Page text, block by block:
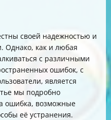
своей надежностью и
Однако, как и любая
с различными
ошибок, с
является
мы подробно
ошибка, возможные
её устранения.